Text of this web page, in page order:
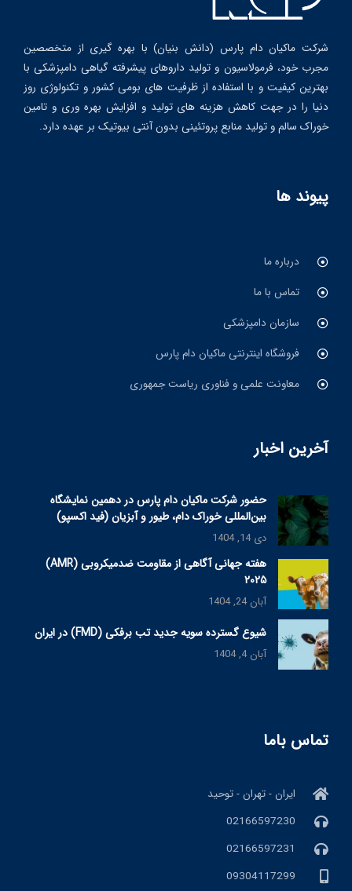
شرکت ماکیان دام پارس (دانش بنیان) با بهره گیری از متخصصین
مجرب خود، فرمولاسیون و تولید داروهای پیشرفته گیاهی دامپزشکی با
بهترین کیفیت و با استفاده از ظرفیت های بومی کشور و تکنولوژی روز
دنیا را در جهت کاهش هزینه های تولید و افزایش بهره وری و تامین
خوراک سالم و تولید منابع پروتئینی بدون آنتی بیوتیک بر عهده دارد.
پیوند ها
درباره ما
تماس با ما
سازمان دامپزشکی
فروشگاه اینترنتی ماکیان دام پارس
معاونت علمی و فناوری ریاست جمهوری
آخرین اخبار
حضور شرکت ماکیان دام پارس در دهمین نمایشگاه
بین‌المللی خوراک دام، طیور و آبزیان (فید اکسپو)
دی 14, 1404
هفته جهانی آگاهی از مقاومت ضدمیکروبی (AMR)
۲۰۲۵
آبان 24, 1404
شیوع گسترده سویه جدید تب برفکی (FMD) در ایران
آبان 4, 1404
تماس باما
ایران - تهران - توحید
02166597230
02166597231
09304117299